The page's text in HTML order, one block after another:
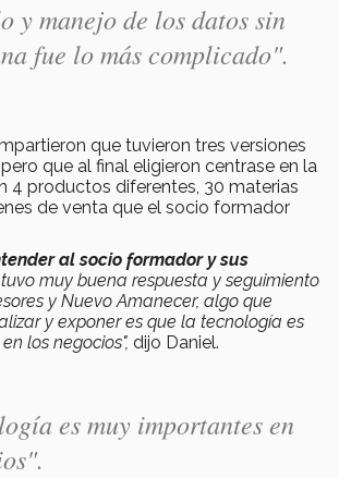
y manejo de los datos sin
fue lo más complicado".
que tuvieron tres versiones
que al final eligieron centrase en la
4 productos diferentes, 30 materias
de venta que el socio formador
al socio formador y sus
tuvo muy buena respuesta y seguimiento
y Nuevo Amanecer, algo que
y exponer es que la tecnología es
los negocios", dijo Daniel.
es muy importantes en